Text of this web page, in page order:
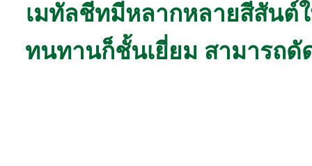
เมทัลชีทมีหลากหลายสีสันต์
ทนทานก็ชั้นเยี่ยม สามารถดั